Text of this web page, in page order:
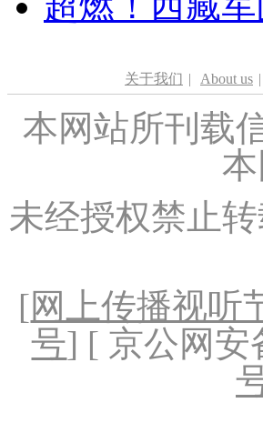
关于我们 | About us |
本网站所刊载
未经授权禁止
[网上传播视听
号] [ 京公网安